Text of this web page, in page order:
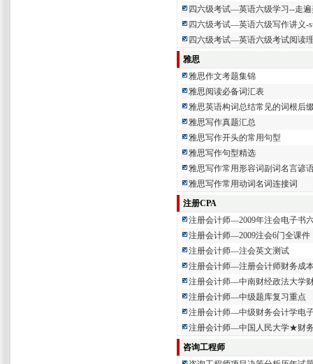
四六级考试—英语六级学习--走遍
四六级考试—英语六级写作讲义-
四六级考试—英语六级考试阅读
雅思
雅思作文考题集锦
雅思阅读必备词汇表
雅思英语构词总结常见的词根后
雅思写作真题汇总
雅思写作开头的常用句型
雅思写作句型精选
雅思写作常用形容词副词名言谚
雅思写作常用动词名词连接词
注册CPA
注册会计师—2009年注会电子书
注册会计师—2009注会6门全课件
注册会计师—注会英文测试
注册会计师—注册会计师财务成
注册会计师—中南财经政法大学
注册会计师—中级题库复习重点
注册会计师—中级财务会计学电
注册会计师—中国人民大学★财
咨询工程师